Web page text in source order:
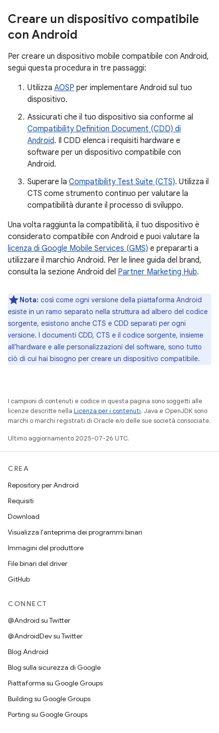
Creare un dispositivo compatibile
con Android
Per creare un dispositivo mobile compatibile con Android,
segui questa procedura in tre passaggi:
Utilizza AOSP per implementare Android sul tuo
dispositivo.
Assicurati che il tuo dispositivo sia conforme al
Compatibility Definition Document (CDD) di
Android. Il CDD elenca i requisiti hardware e
software per un dispositivo compatibile con
Android.
Superare la Compatibility Test Suite (CTS). Utilizza il
CTS come strumento continuo per valutare la
compatibilità durante il processo di sviluppo.
Una volta raggiunta la compatibilità, il tuo dispositivo è
considerato compatibile con Android e puoi valutare la
licenza di Google Mobile Services (GMS) e prepararti a
utilizzare il marchio Android. Per le linee guida del brand,
consulta la sezione Android del Partner Marketing Hub.
Nota: così come ogni versione della piattaforma Android
esiste in un ramo separato nella struttura ad albero del codice
sorgente, esistono anche CTS e CDD separati per ogni
versione. I documenti CDD, CTS e il codice sorgente, insieme
all'hardware e alle personalizzazioni del software, sono tutto
ciò di cui hai bisogno per creare un dispositivo compatibile.
I campioni di contenuti e codice in questa pagina sono soggetti alle
licenze descritte nella Licenza per i contenuti. Java e OpenJDK sono
marchi o marchi registrati di Oracle e/o delle sue società consociate.
Ultimo aggiornamento 2025-07-26 UTC.
CREA
Repository per Android
Requisiti
Download
Visualizza l'anteprima dei programmi binari
Immagini del produttore
File binari del driver
GitHub
CONNECT
@Android su Twitter
@AndroidDev su Twitter
Blog Android
Blog sulla sicurezza di Google
Piattaforma su Google Groups
Building su Google Groups
Porting su Google Groups